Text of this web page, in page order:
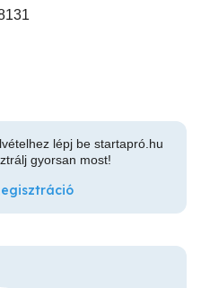
lépj be startapró.hu
gyorsan most!